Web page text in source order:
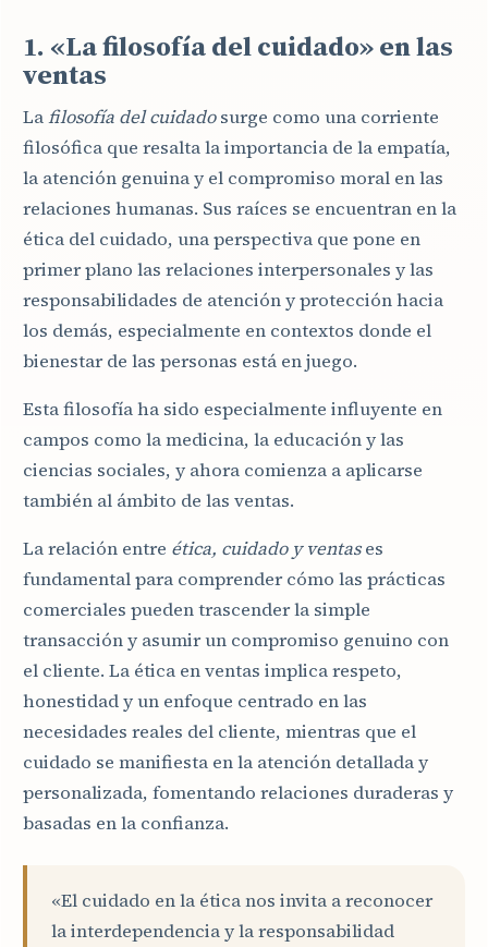
1. «La filosofía del cuidado» en las
ventas
Lafilosofía del cuidadosurge como una corriente
filosófica que resalta la importancia de la empatía,
la atención genuina y el compromiso moral en las
relaciones humanas. Sus raíces se encuentran en la
ética del cuidado, una perspectiva que pone en
primer plano las relaciones interpersonales y las
responsabilidades de atención y protección hacia
los demás, especialmente en contextos donde el
bienestar de las personas está en juego.
Esta filosofía ha sido especialmente influyente en
campos como la medicina, la educación y las
ciencias sociales, y ahora comienza a aplicarse
también al ámbito de las ventas.
La relación entre ética, cuidado y ventases
fundamental para comprender cómo las prácticas
comerciales pueden trascender la simple
transacción y asumir un compromiso genuino con
el cliente. La ética en ventas implica respeto,
honestidad y un enfoque centrado en las
necesidades reales del cliente, mientras que el
cuidado se manifiesta en la atención detallada y
personalizada, fomentando relaciones duraderas y
basadas en la confianza.
«El cuidado en la ética nos invita a reconocer
la interdependencia y la responsabilidad